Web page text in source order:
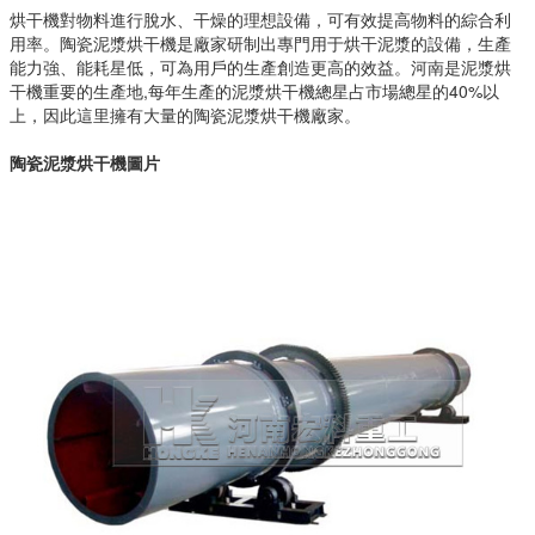
烘干機對物料進行脫水、干燥的理想設備，可有效提高物料的綜合利
用率。陶瓷泥漿烘干機是廠家研制出專門用于烘干泥漿的設備，生產
能力強、能耗星低，可為用戶的生產創造更高的效益。河南是泥漿烘
干機重要的生產地,每年生產的泥漿烘干機總星占市場總星的40%以
上，因此這里擁有大量的陶瓷泥漿烘干機廠家。
陶瓷泥漿烘干機圖片